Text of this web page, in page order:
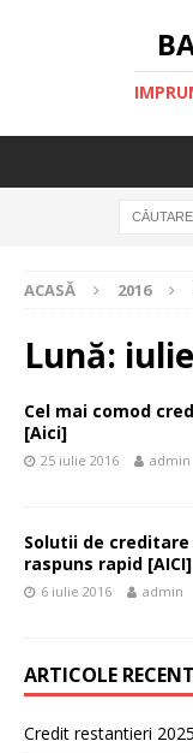
ACASĂ 2016
Lună:
Cel mai comod
[Aici]
25 iulie 2016 admin
Solutii de
raspuns rapid [AICI]
6 iulie 2016 admin
ARTICOLE
Credit restantieri